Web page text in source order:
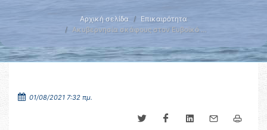
Αρχική σελίδα
Επικαιρότητα
Ακυβερνησία σκάφους στον Ευβοϊκό …
01/08/2021 7:32 πμ.